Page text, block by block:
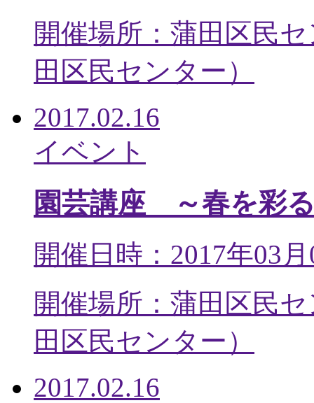
開催場所：蒲田区民
田区民センター ）
2017.02.16
イベント
園芸講座 ～春を彩
開催日時：2017年03
開催場所：蒲田区民
田区民センター ）
2017.02.16